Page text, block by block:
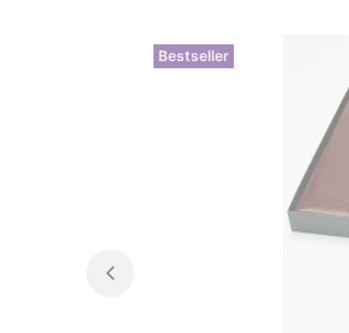
Bestseller